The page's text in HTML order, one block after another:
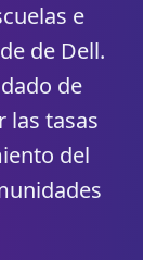
e
de Dell.
de
las tasas
del